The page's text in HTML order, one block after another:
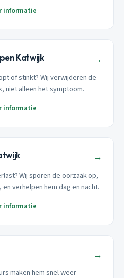
informatie
Katwijk →
of stinkt? Wij verwijderen de
niet alleen het symptoom.
informatie
→
Wij sporen de oorzaak op,
verhelpen hem dag en nacht.
informatie
→
maken hem snel weer